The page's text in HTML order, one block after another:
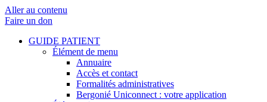
Aller au contenu
Faire un don
GUIDE PATIENT
Élément de menu
Annuaire
Accès et contact
Formalités administratives
Bergonié Uniconnect : votre application